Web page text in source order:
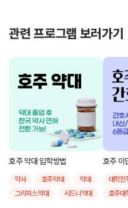
관련 프로그램 보러가기
호주 약대 입학방법
약사 호주약대
약대
그리피스약대
시드니약대
호주 이
대학진
호주대